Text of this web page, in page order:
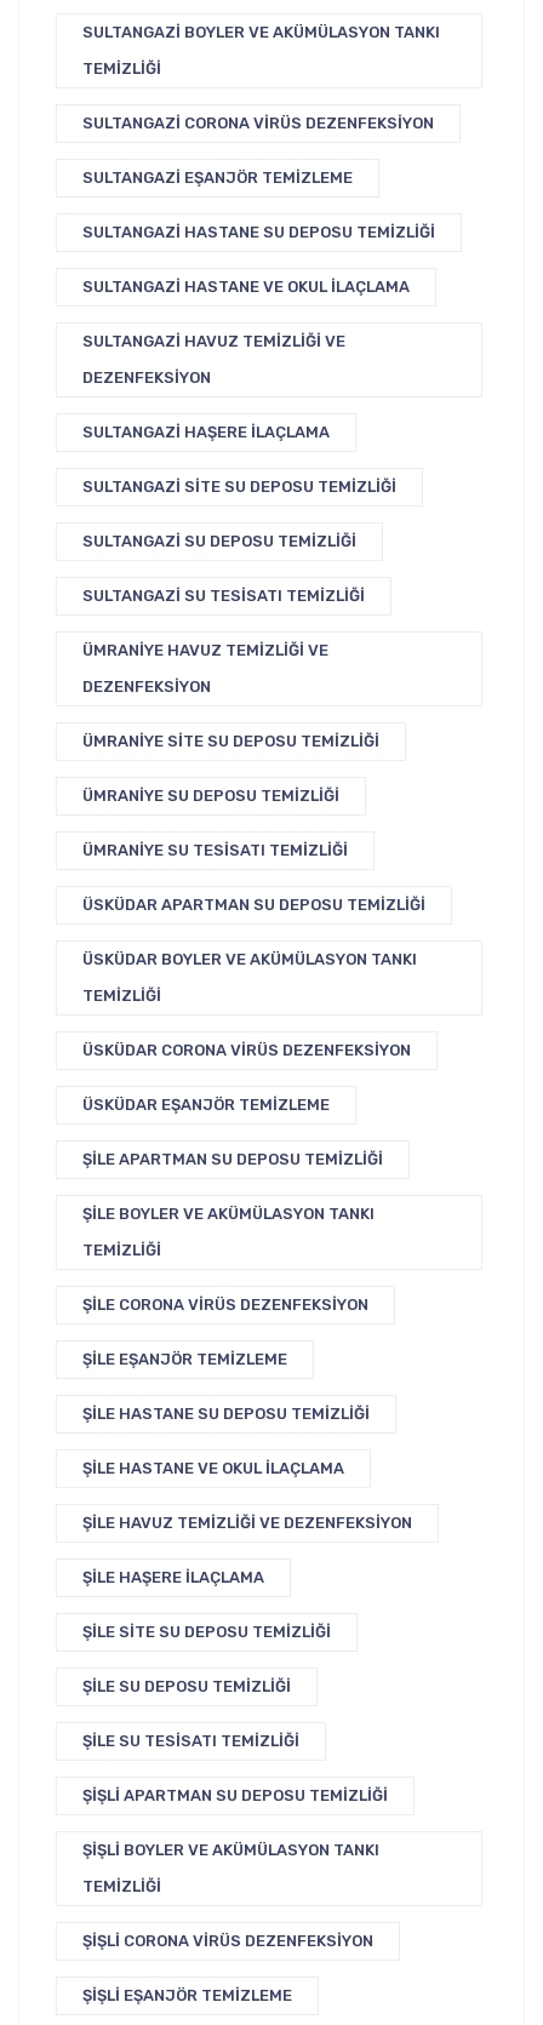
SULTANGAZI BOYLER VE AKÜMÜLASYON TANKI
TEMIZLIĞI
SULTANGAZI CORONA VIRÜS DEZENFEKSIYON
SULTANGAZI EŞANJÖR TEMIZLEME
SULTANGAZI HASTANE SU DEPOSU TEMIZLIĞI
SULTANGAZI HASTANE VE OKUL İLAÇLAMA
SULTANGAZI HAVUZ TEMIZLIĞI VE
DEZENFEKSIYON
SULTANGAZI HAŞERE İLAÇLAMA
SULTANGAZI SITE SU DEPOSU TEMIZLIĞI
SULTANGAZI SU DEPOSU TEMIZLIĞI
SULTANGAZI SU TESISATI TEMIZLIĞI
ÜMRANIYE HAVUZ TEMIZLIĞI VE
DEZENFEKSIYON
ÜMRANIYE SITE SU DEPOSU TEMIZLIĞI
ÜMRANIYE SU DEPOSU TEMIZLIĞI
ÜMRANIYE SU TESISATI TEMIZLIĞI
ÜSKÜDAR APARTMAN SU DEPOSU TEMIZLIĞI
ÜSKÜDAR BOYLER VE AKÜMÜLASYON TANKI
TEMIZLIĞI
ÜSKÜDAR CORONA VIRÜS DEZENFEKSIYON
ÜSKÜDAR EŞANJÖR TEMIZLEME
ŞILE APARTMAN SU DEPOSU TEMIZLIĞI
ŞILE BOYLER VE AKÜMÜLASYON TANKI
TEMIZLIĞI
ŞILE CORONA VIRÜS DEZENFEKSIYON
ŞILE EŞANJÖR TEMIZLEME
ŞILE HASTANE SU DEPOSU TEMIZLIĞI
ŞILE HASTANE VE OKUL İLAÇLAMA
ŞILE HAVUZ TEMIZLIĞI VE DEZENFEKSIYON
ŞILE HAŞERE İLAÇLAMA
ŞILE SITE SU DEPOSU TEMIZLIĞI
ŞILE SU DEPOSU TEMIZLIĞI
ŞILE SU TESISATI TEMIZLIĞI
ŞIŞLI APARTMAN SU DEPOSU TEMIZLIĞI
ŞIŞLI BOYLER VE AKÜMÜLASYON TANKI
TEMIZLIĞI
ŞIŞLI CORONA VIRÜS DEZENFEKSIYON
ŞIŞLI EŞANJÖR TEMIZLEME